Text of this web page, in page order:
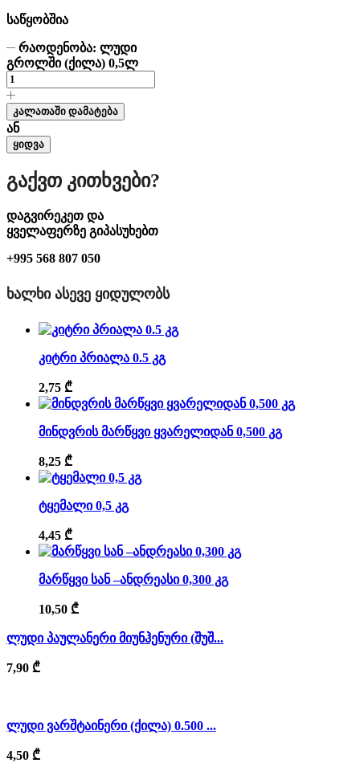
საწყობშია
რაოდენობა: ლუდი
გროლში (ქილა) 0,5ლ
კალათაში დამატება
ან
ყიდვა
Გაქვთ Კითხვები?
დაგვირეკეთ და
ყველაფერზე გიპასუხებთ
+995 568 807 050
ᲮᲐᲚᲮᲘ ᲐᲡᲔᲕᲔ ᲧᲘᲓᲣᲚᲝᲑᲡ
კიტრი პრიალა 0.5 კგ
2,75 ₾
მინდვრის მარწყვი ყვარელიდან 0,500 კგ
8,25 ₾
ტყემალი 0,5 კგ
4,45 ₾
მარწყვი სან –ანდრეასი 0,300 კგ
10,50 ₾
ლუდი პაულანერი მიუნჰენური (შუშ...
7,90 ₾
ლუდი ვარშტაინერი (ქილა) 0.500 ...
4,50 ₾